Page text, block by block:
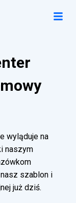
wyląduje na
naszym
szablon i
już dziś.